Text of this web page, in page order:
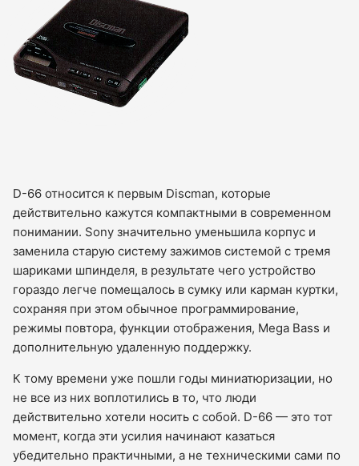
D-66 относится к первым Discman, которые
действительно кажутся компактными в современном
понимании. Sony значительно уменьшила корпус и
заменила старую систему зажимов системой с тремя
шариками шпинделя, в результате чего устройство
гораздо легче помещалось в сумку или карман куртки,
сохраняя при этом обычное программирование,
режимы повтора, функции отображения, Mega Bass и
дополнительную удаленную поддержку.
К тому времени уже пошли годы миниатюризации, но
не все из них воплотились в то, что люди
действительно хотели носить с собой. D-66 — это тот
момент, когда эти усилия начинают казаться
убедительно практичными, а не техническими сами по